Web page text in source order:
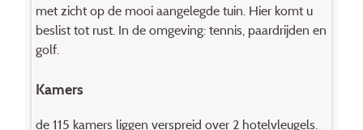
met zicht op de mooi aangelegde tuin. Hier komt u
beslist tot rust. In de omgeving: tennis, paardrijden en
golf.
Kamers
de 115 kamers liggen verspreid over 2 hotelvleugels.